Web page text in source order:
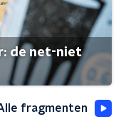
de net-niet
fragmenten